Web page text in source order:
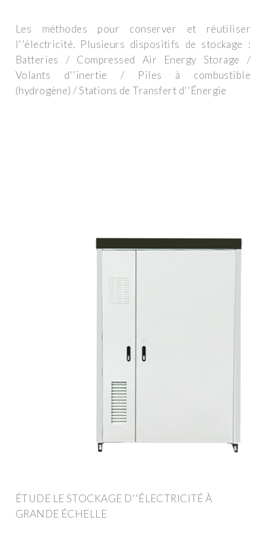
Les méthodes pour conserver et réutiliser
l''électricité. Plusieurs dispositifs de stockage :
Batteries / Compressed Air Energy Storage /
Volants d''inertie / Piles à combustible
(hydrogène) / Stations de Transfert d''Énergie
ÉTUDE LE STOCKAGE D''ÉLECTRICITÉ À
GRANDE ÉCHELLE